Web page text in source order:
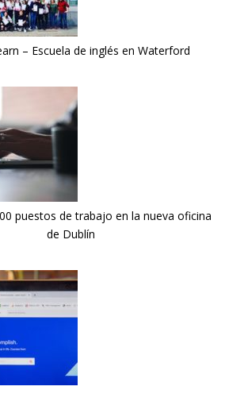
– Escuela de inglés en Waterford
puestos de trabajo en la nueva oficina
de Dublín